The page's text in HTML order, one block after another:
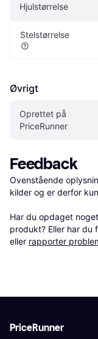
Hjulstørrelse
Stelstørrelse
Øvrigt
Oprettet på
PriceRunner
Feedback
Ovenstående
kilder og er derfor
Har du opdaget
produkt? Eller har du
eller rapporter
PriceRunner